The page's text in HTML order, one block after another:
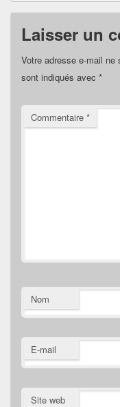
Laisser un
Votre adresse e-mail ne
sont indiqués avec *
Commentaire *
Nom
E-mail
Site web